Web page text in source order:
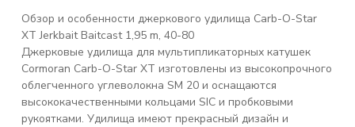
Обзор и особенности джеркового удилища Carb-O-Star
XT Jerkbait Baitcast 1,95 m, 40-80
Джерковые удилища для мультипликаторных катушек
Cormoran Carb-O-Star XT изготовлены из высокопрочного
облегченного углеволокна SM 20 и оснащаются
высококачественными кольцами SIC и пробковыми
рукоятками. Удилища имеют прекрасный дизайн и